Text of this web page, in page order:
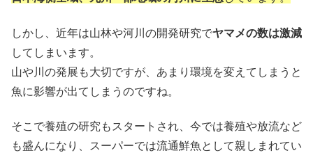
しかし、近年は山林や河川の開発研究でヤマメの数は激減
してしまいます。
山や川の発展も大切ですが、あまり環境を変えてしまうと
魚に影響が出てしまうのですね。
そこで養殖の研究もスタートされ、今では養殖や放流など
も盛んになり、スーパーでは流通鮮魚として親しまれてい